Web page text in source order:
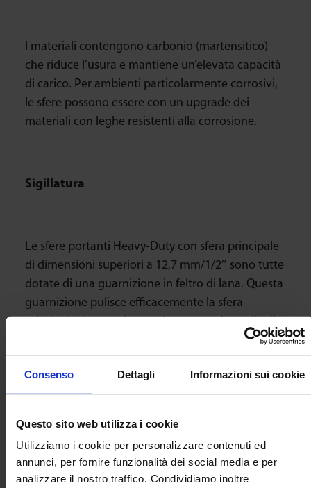
Consenso Dettagli Informazioni sui cookie
Questo sito web utilizza i cookie
Utilizziamo i cookie per personalizzare contenuti ed
annunci, per fornire funzionalità dei social media e per
analizzare il nostro traffico. Condividiamo inoltre
I materiali contengono carbonio (martensitico)
che riduce l’usura e mantiene un’elevata capacità
di carico. Per ambienti particolarmente corrosivi,
le sfere possono essere con un upgrade dei
materiali con leghe resistenti alla corrosione.
Sigillatura
Le sfere portanti Heavy-Duty con sfera principale
di dimensioni superiori a 12,7 mm/1/2″ sono tutte
dotate di una guarnizione in feltro di lana. Questa
guarnizione pulisce efficacemente la sfera
sostituibili. Per le applicazioni ad alta
temperatura, oltre i 150 gradi centigradi, si
consiglia di omettere le guarnizioni. Su richiesta,
sono disponibili altri materiali per le guarnizioni.